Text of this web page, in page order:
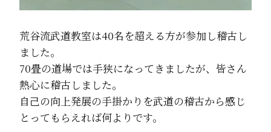
荒谷流武道教室は40名を超える方が参加し稽古し
ました。
70畳の道場では手狭になってきましたが、皆さん
熱心に稽古しました。
自己の向上発展の手掛かりを武道の稽古から感じ
とってもらえれば何よりです。